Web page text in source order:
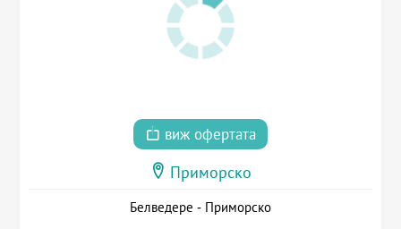
виж офертата
Приморско
Белведере - Приморско